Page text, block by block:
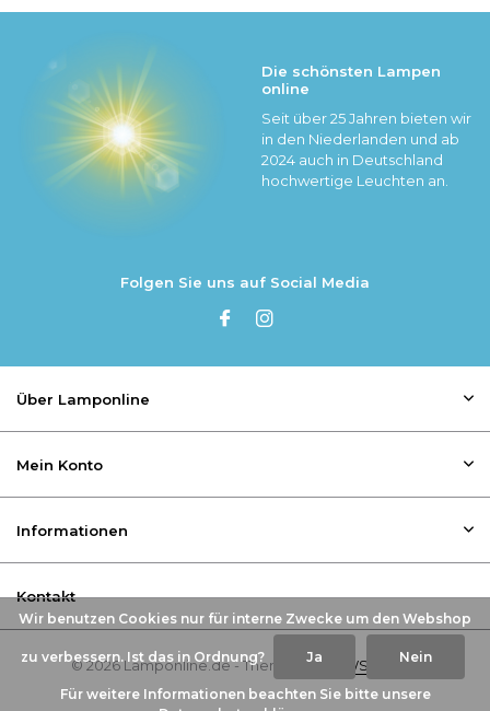
Die schönsten Lampen
online
Seit über 25 Jahren bieten wir
in den Niederlanden und ab
2024 auch in Deutschland
hochwertige Leuchten an.
Folgen Sie uns auf Social Media
Über Lamponline
Mein Konto
Informationen
Kontakt
© 2026 Lamponline.de - Theme ByDMWS Plus+
Wir benutzen Cookies nur für interne Zwecke um den Webshop
zu verbessern. Ist das in Ordnung? Ja Nein
Für weitere Informationen beachten Sie bitte unsere